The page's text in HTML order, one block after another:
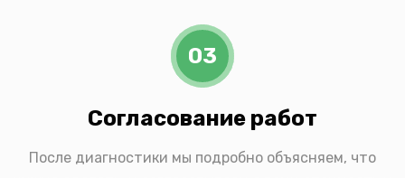
03
Согласование работ
После диагностики мы подробно объясняем, что